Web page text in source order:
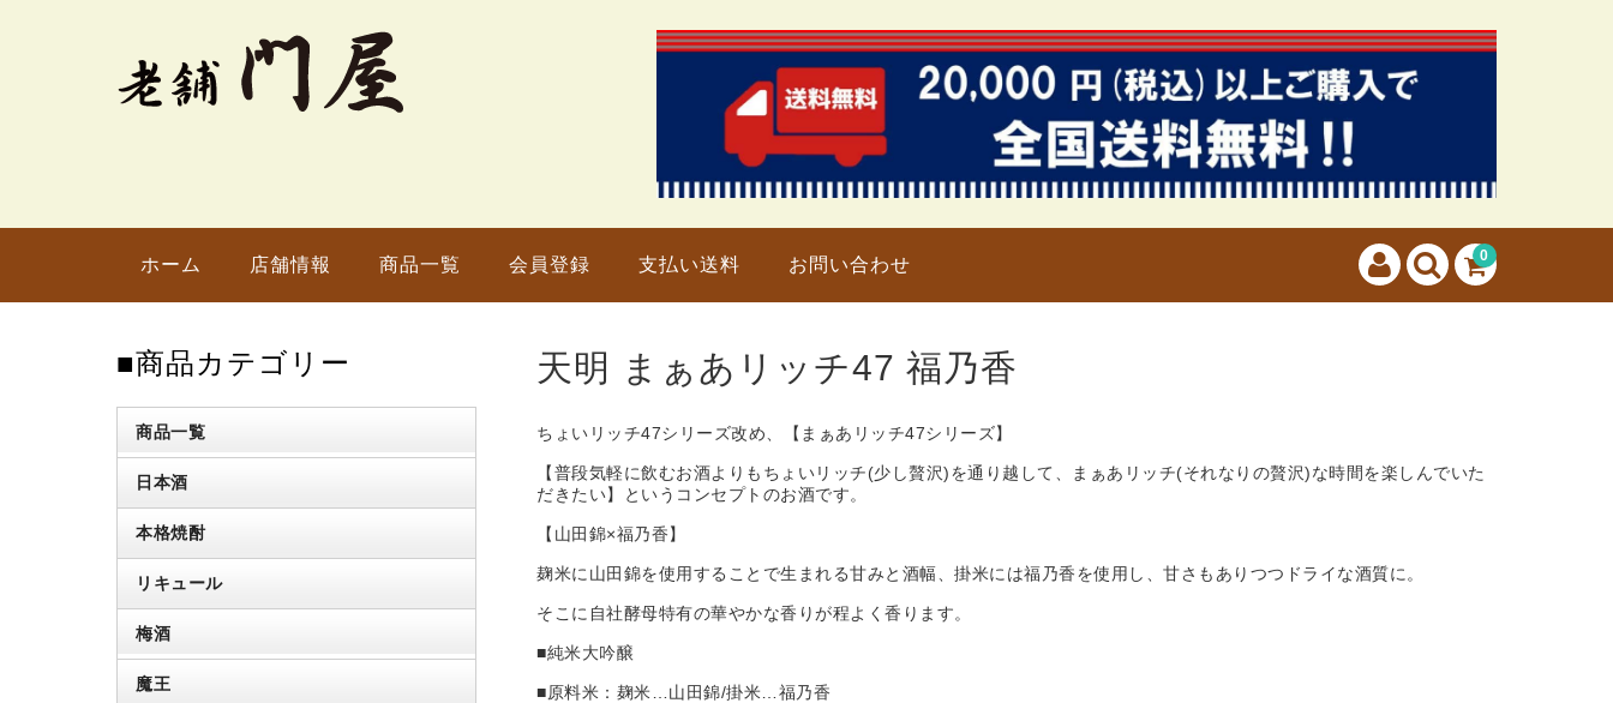
0
只今、カートに商品はございません。
ホーム 店舗情報 商品一覧 会員登録 支払い送料 お問い合わせ
天明 まぁあリッチ47 福乃香
ちょいリッチ47シリーズ改め、【まぁあリッチ47シリーズ】
【普段気軽に飲むお酒よりもちょいリッチ(少し贅沢)を通り越して、まぁあリッチ(それなりの贅沢)な時間を楽しんでいた
だきたい】というコンセプトのお酒です。
【山田錦×福乃香】
麹米に山田錦を使用することで生まれる甘みと酒幅、掛米には福乃香を使用し、甘さもありつつドライな酒質に。
そこに自社酵母特有の華やかな香りが程よく香ります。
■純米大吟醸
■原料米：麹米…山田錦/掛米…福乃香
■商品カテゴリー
商品一覧
日本酒
本格焼酎
リキュール
梅酒
魔王